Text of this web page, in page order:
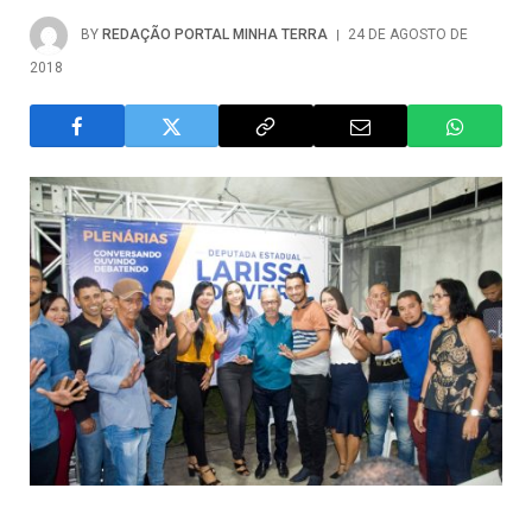
BY REDAÇÃO PORTAL MINHA TERRA
24 DE AGOSTO DE
2018